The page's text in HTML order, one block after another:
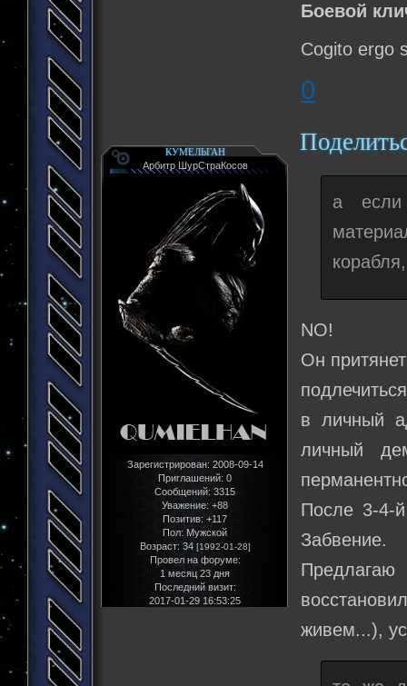
Боевой
Cogito ergo
0
КУМЕЛЬГАН
Арбитр ШурСтраКосов
Зарегистрирован: 2008-09-14
Приглашений: 0
Сообщений: 3315
Уважение: +88
Позитив: +117
Пол: Мужской
Возраст: 34 [1992-01-28]
Провел на форуме:
1 месяц 23 дня
Последний визит:
2017-01-29 16:53:25
а если
NO!
Он
в личный
личный
После 3-4-
Забвение.
живем...),